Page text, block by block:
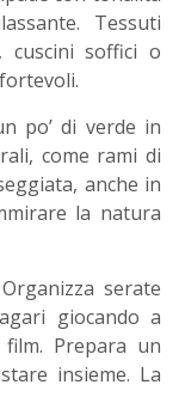
Tessuti
cuscini soffici o
po’ di verde in
come rami di
anche in
la natura
serate
giocando a
Prepara un
insieme. La